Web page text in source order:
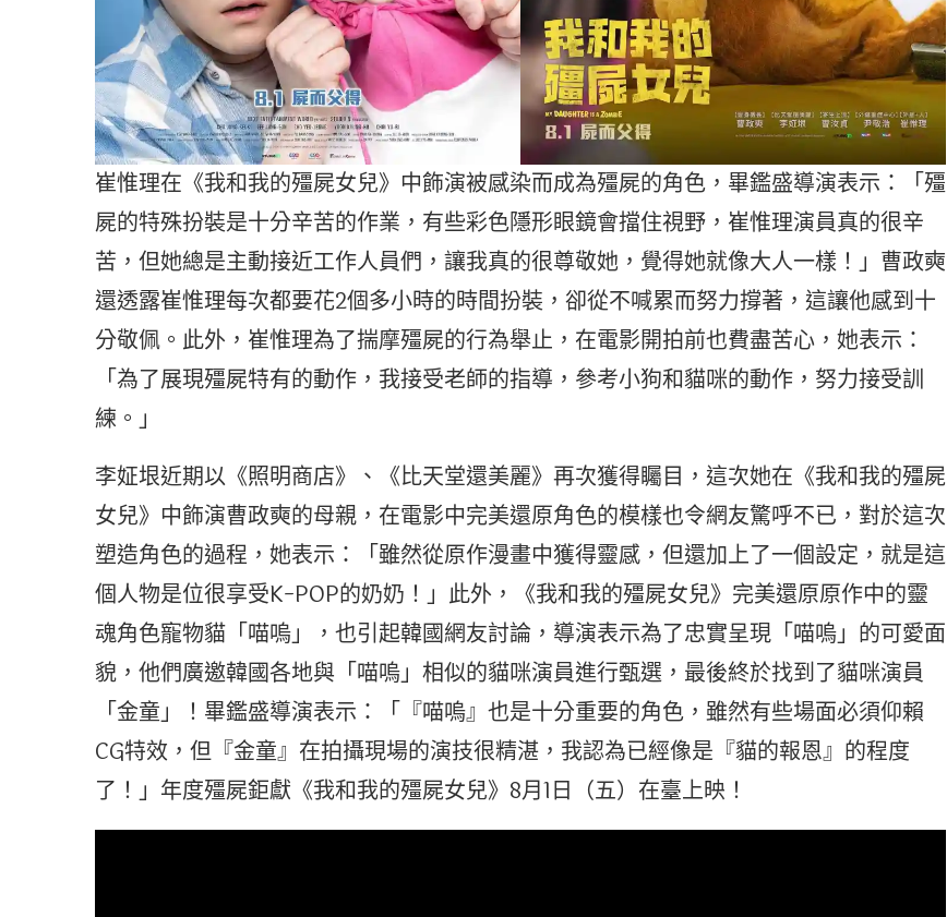
崔惟理在《我和我的殭屍女兒》中飾演被感染而成為殭屍的角色，畢鑑盛導演表示：「殭
屍的特殊扮裝是十分辛苦的作業，有些彩色隱形眼鏡會擋住視野，崔惟理演員真的很辛
苦，但她總是主動接近工作人員們，讓我真的很尊敬她，覺得她就像大人一樣！」曹政奭
還透露崔惟理每次都要花2個多小時的時間扮裝，卻從不喊累而努力撐著，這讓他感到十
分敬佩。此外，崔惟理為了揣摩殭屍的行為舉止，在電影開拍前也費盡苦心，她表示：
「為了展現殭屍特有的動作，我接受老師的指導，參考小狗和貓咪的動作，努力接受訓
練。」
李姃垠近期以《照明商店》、《比天堂還美麗》再次獲得矚目，這次她在《我和我的殭屍
女兒》中飾演曹政奭的母親，在電影中完美還原角色的模樣也令網友驚呼不已，對於這次
塑造角色的過程，她表示：「雖然從原作漫畫中獲得靈感，但還加上了一個設定，就是這
個人物是位很享受K-POP的奶奶！」此外，《我和我的殭屍女兒》完美還原原作中的靈
魂角色寵物貓「喵嗚」，也引起韓國網友討論，導演表示為了忠實呈現「喵嗚」的可愛面
貌，他們廣邀韓國各地與「喵嗚」相似的貓咪演員進行甄選，最後終於找到了貓咪演員
「金童」！畢鑑盛導演表示：「『喵嗚』也是十分重要的角色，雖然有些場面必須仰賴
CG特效，但『金童』在拍攝現場的演技很精湛，我認為已經像是『貓的報恩』的程度
了！」年度殭屍鉅獻《我和我的殭屍女兒》8月1日（五）在臺上映！